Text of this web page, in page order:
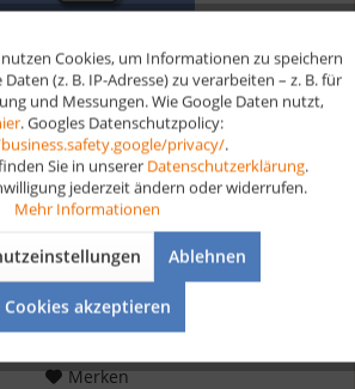
Fahrbetrieb Lernkarten digital
auf 280 Lernkarten für Fachinformatiker
Systemintegration.
ab 19,90 € *
Merken
Aktiv
Aktiv
Aktiv
Cookies, um Informationen zu speichern
(z. B. IP-Adresse) zu verarbeiten – z. B. für
und Messungen. Wie Google Daten nutzt,
. Googles Datenschutzpolicy:
privacy/.
Sie in unserer Datenschutzerklärung.
jederzeit ändern oder widerrufen.
Mehr Informationen
Ablehnen
Cookies akzeptieren